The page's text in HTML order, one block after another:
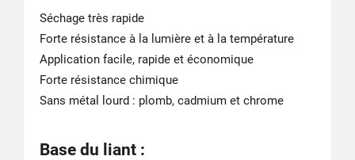
Séchage très rapide
Forte résistance à la lumière et à la température
Application facile, rapide et économique
Forte résistance chimique
Sans métal lourd : plomb, cadmium et chrome
Base du liant :